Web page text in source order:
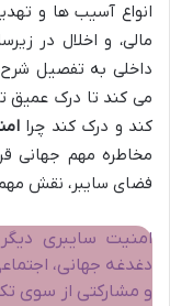
انواع آسیب ها و
مالی، و اخلال در
داخلی به تفصیل
می کند تا درک عمیق
کند و درک کند چرا
مخاطره مهم جهانی
فضای سایبر، نقش
امنیت سایبری
دغدغه جهانی،
و مشارکتی از سوی